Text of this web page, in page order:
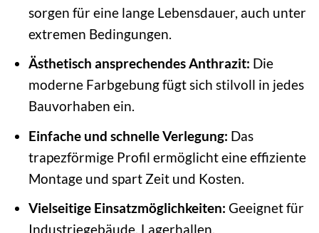
sorgen für eine lange Lebensdauer, auch unter
extremen Bedingungen.
Ästhetisch ansprechendes Anthrazit: Die
moderne Farbgebung fügt sich stilvoll in jedes
Bauvorhaben ein.
Einfache und schnelle Verlegung: Das
trapezförmige Profil ermöglicht eine effiziente
Montage und spart Zeit und Kosten.
Vielseitige Einsatzmöglichkeiten: Geeignet für
Industriegebäude, Lagerhallen,